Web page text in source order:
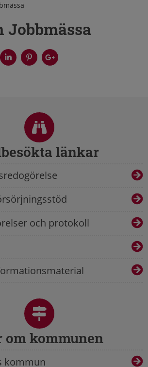
Jobbmässa
länkar
och protokoll
om kommunen
kommun